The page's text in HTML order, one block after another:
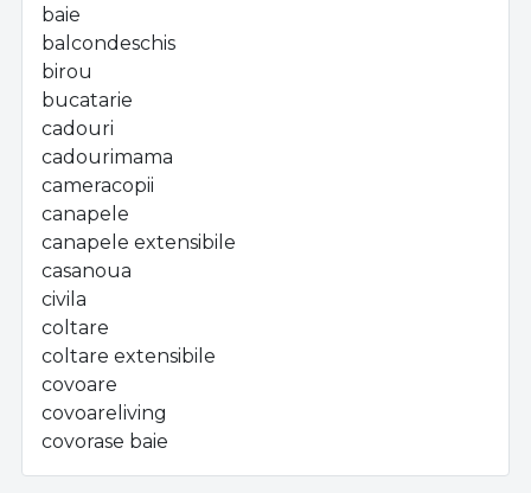
baie
balcondeschis
birou
bucatarie
cadouri
cadourimama
cameracopii
canapele
canapele extensibile
casanoua
civila
coltare
coltare extensibile
covoare
covoareliving
covorase baie